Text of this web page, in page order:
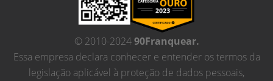
© 2010-202490Franquear.
Essa empresa declara conhecer e entender os termos da
legislação aplicável à proteção de dados pessoais,